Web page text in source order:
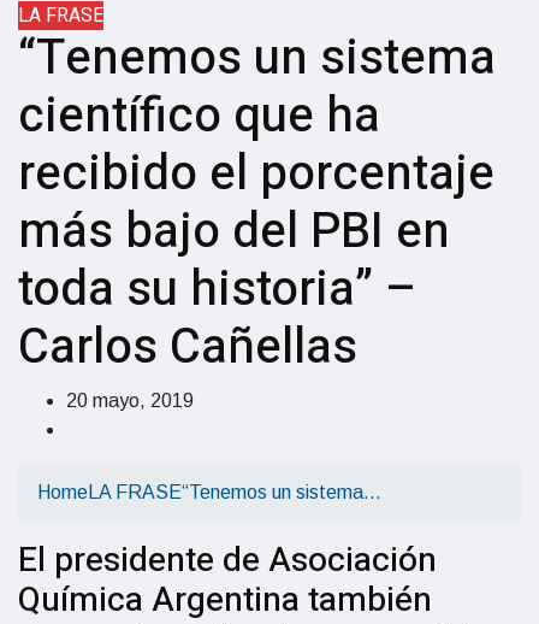
LA FRASE
“Tenemos un sistema
científico que ha
recibido el porcentaje
más bajo del PBI en
toda su historia” –
Carlos Cañellas
20 mayo, 2019
Home LA FRASE“Tenemos un sistema…
El presidente de Asociación
Química Argentina también